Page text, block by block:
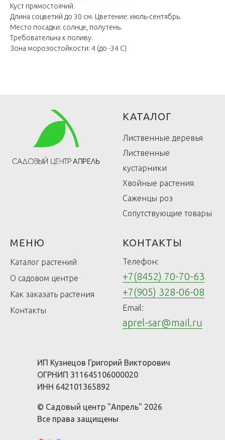
Куст прямостоячий.
Длина соцветий до 30 см. Цветение: июль-сентябрь.
Место посадки: солнце, полутень.
Требовательна к поливу.
Зона морозостойкости: 4 (до -34 С)
КАТАЛОГ
Лиственные деревья
Лиственные
кустарники
Хвойные растения
Саженцы роз
Сопутствующие товары
МЕНЮ
Каталог растений
О садовом центре
Как заказать растения
Контакты
КОНТАКТЫ
Телефон:
+7(8452) 70-70-63
+7(905) 328-06-08
Email:
aprel-sar@mail.ru
© Садовый центр "Апрель" 2026
Все права защищены
ИП Кузнецов Григорий Викторович
ОГРНИП 311645106000020
ИНН 642101365892